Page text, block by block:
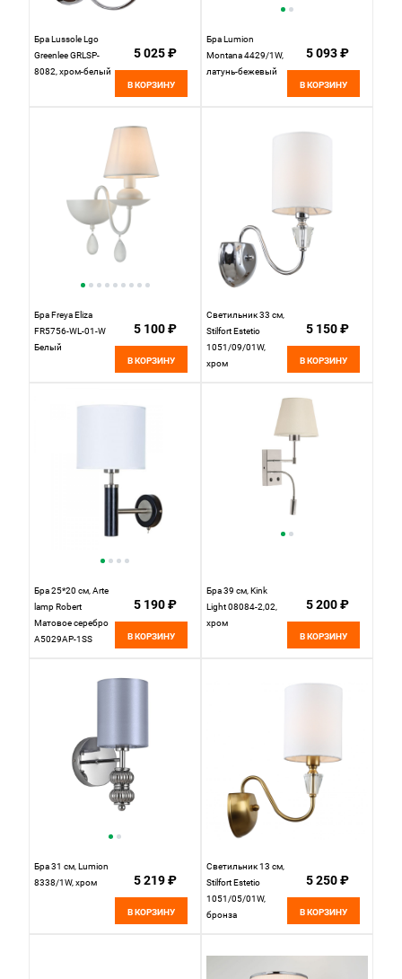
Бра Lussole Lgo
Greenlee GRLSP-
8082, хром-белый
5 025 ₽
В КОРЗИНУ
Бра Lumion
Montana 4429/1W,
латунь-бежевый
5 093 ₽
В КОРЗИНУ
Бра Freya Eliza
FR5756-WL-01-W
Белый
5 100 ₽
В КОРЗИНУ
Светильник 33 см,
Stilfort Estetio
1051/09/01W,
хром
5 150 ₽
В КОРЗИНУ
Бра 25*20 см, Arte
lamp Robert
Матовое серебро
A5029AP-1SS
5 190 ₽
В КОРЗИНУ
Бра 39 см, Kink
Light 08084-2,02,
хром
5 200 ₽
В КОРЗИНУ
Бра 31 см, Lumion
8338/1W, хром
5 219 ₽
В КОРЗИНУ
Светильник 13 см,
Stilfort Estetio
1051/05/01W,
бронза
5 250 ₽
В КОРЗИНУ